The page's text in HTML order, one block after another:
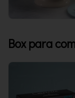
Box para